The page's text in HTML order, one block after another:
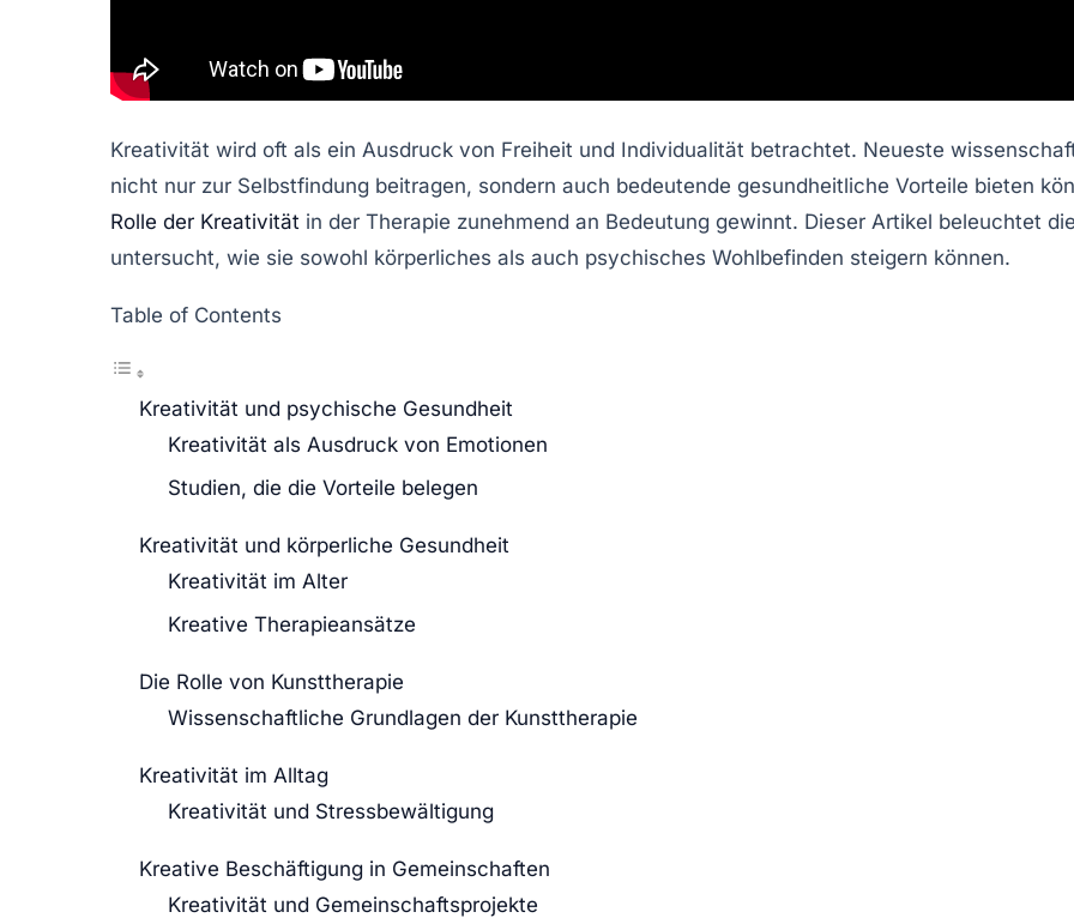
Kreativität wird oft als ein Ausdruck von Freiheit und Individualität betrachtet. Neueste
nicht nur zur Selbstfindung beitragen, sondern auch bedeutende gesundheitliche Vorteile bieten
Rolle der Kreativität in der Therapie zunehmend an Bedeutung gewinnt. Dieser Artikel beleuchtet
untersucht, wie sie sowohl körperliches als auch psychisches Wohlbefinden steigern können.
Table of Contents
Kreativität und psychische Gesundheit
Kreativität als Ausdruck von Emotionen
Studien, die die Vorteile belegen
Kreativität und körperliche Gesundheit
Kreativität im Alter
Kreative Therapieansätze
Die Rolle von Kunsttherapie
Wissenschaftliche Grundlagen der Kunsttherapie
Kreativität im Alltag
Kreativität und Stressbewältigung
Kreative Beschäftigung in Gemeinschaften
Kreativität und Gemeinschaftsprojekte